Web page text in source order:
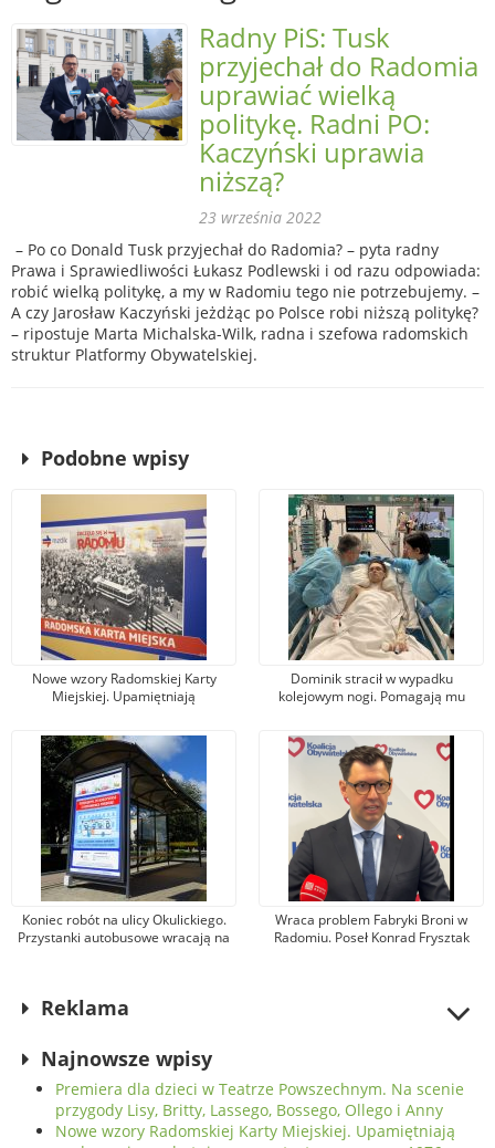
Radny PiS: Tusk
przyjechał do Radomia
uprawiać wielką
politykę. Radni PO:
Kaczyński uprawia
niższą?
23 września 2022
– Po co Donald Tusk przyjechał do Radomia? – pyta radny
Prawa i Sprawiedliwości Łukasz Podlewski i od razu odpowiada:
robić wielką politykę, a my w Radomiu tego nie potrzebujemy. –
A czy Jarosław Kaczyński jeżdżąc po Polsce robi niższą politykę?
– ripostuje Marta Michalska-Wilk, radna i szefowa radomskich
struktur Platformy Obywatelskiej.
Podobne wpisy
Nowe wzory Radomskiej Karty
Miejskiej. Upamiętniają
protestu w czerwcu 1976 r.
Dominik stracił w wypadku
kolejowym nogi. Pomagają mu
przekazał na leczenie 100 tys. zł!
Koniec robót na ulicy Okulickiego.
Przystanki autobusowe wracają na
Wraca problem Fabryki Broni w
Radomiu. Poseł Konrad Frysztak
Reklama
Najnowsze wpisy
Premiera dla dzieci w Teatrze Powszechnym. Na scenie
przygody Lisy, Britty, Lassego, Bossego, Ollego i Anny
Nowe wzory Radomskiej Karty Miejskiej. Upamiętniają